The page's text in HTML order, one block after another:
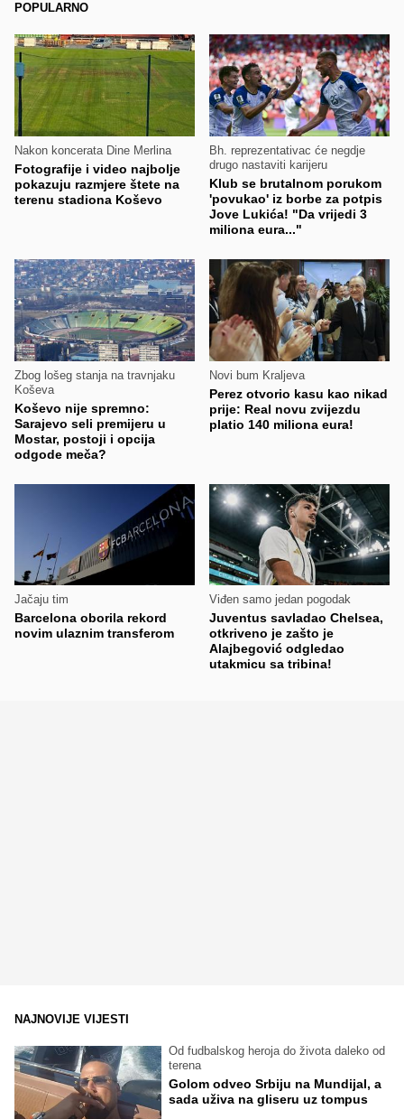
POPULARNO
Nakon koncerata Dine Merlina
Fotografije i video najbolje
pokazuju razmjere štete na
terenu stadiona Koševo
Bh. reprezentativac će negdje
drugo nastaviti karijeru
Klub se brutalnom porukom
'povukao' iz borbe za potpis
Jove Lukića! "Da vrijedi 3
miliona eura..."
Zbog lošeg stanja na travnjaku
Koševa
Koševo nije spremno:
Sarajevo seli premijeru u
Mostar, postoji i opcija
odgode meča?
Novi bum Kraljeva
Perez otvorio kasu kao nikad
prije: Real novu zvijezdu
platio 140 miliona eura!
Jačaju tim
Barcelona oborila rekord
novim ulaznim transferom
Viđen samo jedan pogodak
Juventus savladao Chelsea,
otkriveno je zašto je
Alajbegović odgledao
utakmicu sa tribina!
NAJNOVIJE VIJESTI
Od fudbalskog heroja do života daleko od
terena
Golom odveo Srbiju na Mundijal, a
sada uživa na gliseru uz tompus